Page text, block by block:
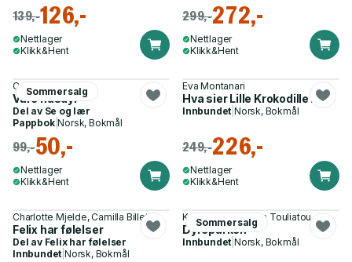
139,-126,-
Nettlager
Klikk&Hent
299,-272,-
Nettlager
Klikk&Hent
Sommersalg
Camilla Stendov
Våre husdyr
Del av Se og lær
Pappbok|Norsk, Bokmål
99,-50,-
Nettlager
Klikk&Hent
Eva Montanari
Hva sier Lille Krokodille?
Innbundet |Norsk, Bokmål
249,-226,-
Nettlager
Klikk&Hent
Charlotte Mjelde, Camilla Billett
Felix har følelser
Del av Felix har følelser
Innbundet |Norsk, Bokmål
Sommersalg
Kath Jewitt, Sophia Touliatou
Dyreparken
Innbundet |Norsk, Bokmål